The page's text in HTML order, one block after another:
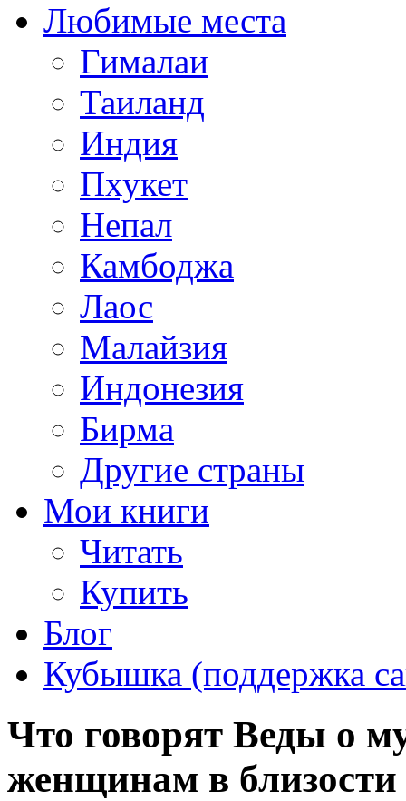
Любимые места
Гималаи
Таиланд
Индия
Пхукет
Непал
Камбоджа
Лаос
Малайзия
Индонезия
Бирма
Другие страны
Мои книги
Читать
Купить
Блог
Кубышка (поддержка
Что говорят Веды о
женщинам в близости